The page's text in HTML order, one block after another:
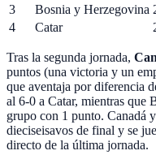
3
Bosnia y Herzegovina
4
Catar
Tras la segunda jornada,
puntos (una victoria y un
que aventaja por diferencia
al 6-0 a Catar, mientras que
grupo con 1 punto. Canadá
dieciseisavos de final y se
directo de la última jornada.